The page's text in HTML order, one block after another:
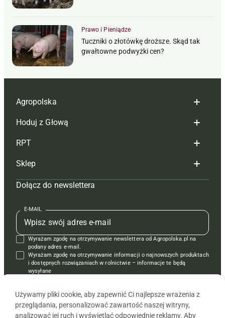
Prawo i Pieniądze
Tuczniki o złotówkę droższe. Skąd tak
gwałtowne podwyżki cen?
Agropolska
Redakcja
Reklama
Tagi
Mapa serwisu
Kontakt
Regulamin
Polityka prywatności
Hoduj z Głową
Hoduj z głową bydło
Hoduj z głową świnie
Prenumerata
Redakcja
Kontakt
Reklama
RPT
Redakcja
Prenumerata
Reklama
Kontakt
Krzyżówki
Sklep
Czasopisma i prenumerata
Książki
Regulamin
Dołącz do newslettera
E-MAIL
Wyrażam zgodę na otrzymywanie newslettera od Agropolska.pl na
podany adres e-mail.
Wyrażam zgodę na otrzymywanie informacji o najnowszych produktach
i dostępnych rozwiązaniach w rolnictwie – informacje te będą
wysyłane
Używamy pliki cookie, aby zapewnić Ci najlepsze wrażenia z
przeglądania, personalizować zawartość naszej witryny,
analizować jej ruch i wyświetlać odpowiednie reklamy. Aby